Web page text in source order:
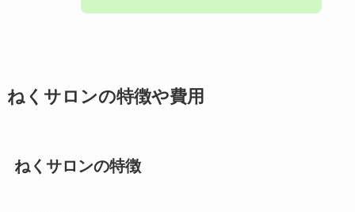
ねくサロンの特徴や費用
ねくサロンの特徴